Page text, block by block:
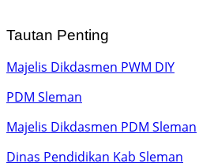
Tautan Penting
Majelis Dikdasmen PWM DIY
PDM Sleman
Majelis Dikdasmen PDM Sleman
Dinas Pendidikan Kab Sleman